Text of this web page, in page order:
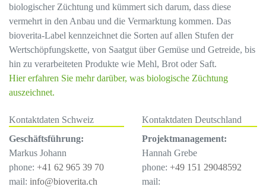
biologischer Züchtung und kümmert sich darum, dass diese
vermehrt in den Anbau und die Vermarktung kommen. Das
bioverita-Label kennzeichnet die Sorten auf allen Stufen der
Wertschöpfungskette, von Saatgut über Gemüse und Getreide, bis
hin zu verarbeiteten Produkte wie Mehl, Brot oder Saft.
Hier erfahren Sie mehr darüber, was biologische Züchtung
auszeichnet.
Kontaktdaten Schweiz
Geschäftsführung:
Markus Johann
phone: +41 62 965 39 70
mail: info@bioverita.ch
Kontaktdaten Deutschland
Projektmanagement:
Hannah Grebe
phone: +49 151 29048592
mail: